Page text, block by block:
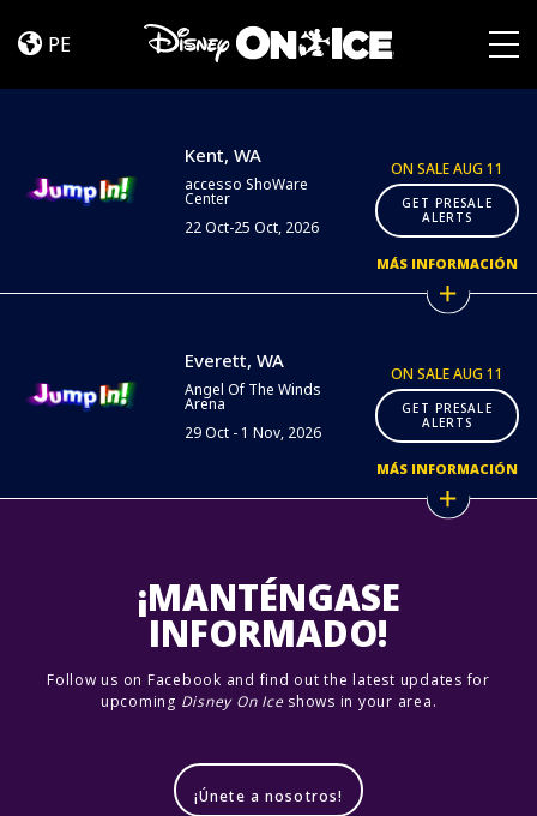
In!
Kent
PE
Kent, WA
accesso ShoWare
Center
22 Oct-25 Oct, 2026
ON SALE AUG 11
GET PRESALE
ALERTS
MÁS INFORMACIÓN
Everett, WA
Angel Of The Winds
Arena
29 Oct - 1 Nov, 2026
ON SALE AUG 11
GET PRESALE
ALERTS
MÁS INFORMACIÓN
¡MANTÉNGASE
INFORMADO!
Follow us on Facebook and find out the latest updates for
upcoming Disney On Iceshows in your area.
¡Únete a nosotros!